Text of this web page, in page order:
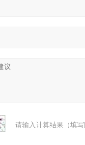
请输入计算结果（填